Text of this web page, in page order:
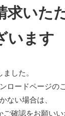
求いた
います
した。
ロードページの
ない場合は、
確認をお願いい